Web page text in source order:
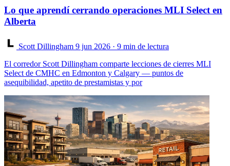
Lo que aprendí cerrando operaciones MLI Select en
Alberta
Scott Dillingham 9 jun 2026 · 9 min de lectura
El corredor Scott Dillingham comparte lecciones de cierres MLI
Select de CMHC en Edmonton y Calgary — puntos de
asequibilidad, apetito de prestamistas y por